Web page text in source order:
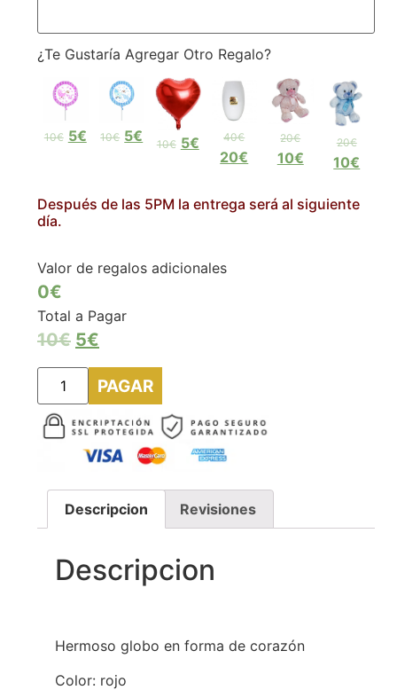
¿Te Gustaría Agregar Otro Regalo?
10€ 5€ 10€ 5€ 10€ 5€ 40€
20€
20€
10€
20€
10€
Después de las 5PM la entrega será al siguiente
día.
Valor de regalos adicionales
0€
Total a Pagar
10€ 5€
PAGAR
Descripcion Revisiones
Descripcion
Hermoso globo en forma de corazón
Color: rojo